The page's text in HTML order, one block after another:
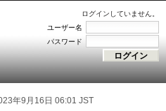
ログインしていません。
ユーザー名
パスワード
年9月16日 06:01 JST